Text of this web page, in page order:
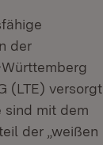
der
(LTE) versorgt.
sind mit dem
der „weißen